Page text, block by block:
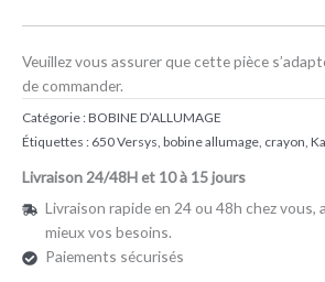
Veuillez vous assurer que cette pièce
de commander.
Catégorie :BOBINE D’ALLUMAGE
Étiquettes : 650 Versys bobine allumage crayon
Livraison 24/48H et 10 à 15 jours
Livraison rapide en 24 ou 48h chez vous,
mieux vos besoins.
Paiements sécurisés